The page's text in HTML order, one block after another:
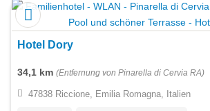
Hotel Dory
34,1 km (Entfernung von Pinarella di Cervia RA)
47838 Riccione, Emilia Romagna, Italien